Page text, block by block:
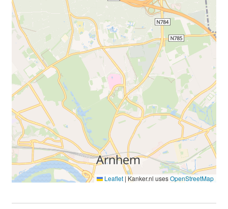
Leaflet | Kanker.nl usesOpenStreetMap